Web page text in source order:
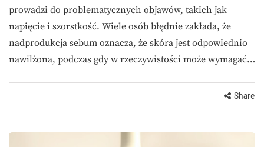
prowadzi do problematycznych objawów, takich jak
napięcie i szorstkość. Wiele osób błędnie zakłada, że
nadprodukcja sebum oznacza, że skóra jest odpowiednio
nawilżona, podczas gdy w rzeczywistości może wymagać…
Share